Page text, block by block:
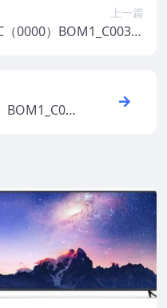
上一篇
0000）BOM1_C003_2